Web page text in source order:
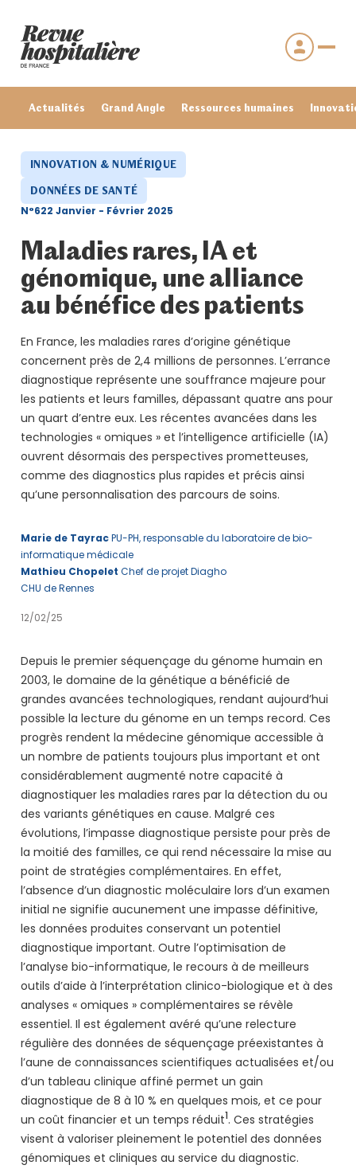
Actualités Grand Angle Ressources humaines
Se connecter
Mot de passe oublié ?
INNOVATION & NUMÉRIQUE
DONNÉES DE SANTÉ
N°622 Janvier - Février 2025
Maladies rares, IA et
génomique, une alliance
au bénéfice des patients
En France, les maladies rares d’origine génétique
concernent près de 2,4 millions de personnes. L’errance
diagnostique représente une souffrance majeure pour
les patients et leurs familles, dépassant quatre ans pour
un quart d’entre eux. Les récentes avancées dans les
technologies « omiques » et l’intelligence artificielle (IA)
ouvrent désormais des perspectives prometteuses,
comme des diagnostics plus rapides et précis ainsi
qu’une personnalisation des parcours de soins.
Marie de TayracPU-PH, responsable du laboratoire de bio-
informatique médicale
Mathieu Chopelet Chef de projet Diagho
CHU de Rennes
12/02/25
Depuis le premier séquençage du génome humain en
2003, le domaine de la génétique a bénéficié de
grandes avancées technologiques, rendant aujourd’hui
possible la lecture du génome en un temps record. Ces
progrès rendent la médecine génomique accessible à
un nombre de patients toujours plus important et ont
considérablement augmenté notre capacité à
diagnostiquer les maladies rares par la détection du ou
des variants génétiques en cause. Malgré ces
évolutions, l’impasse diagnostique persiste pour près de
la moitié des familles, ce qui rend nécessaire la mise au
point de stratégies complémentaires. En effet,
l’absence d’un diagnostic moléculaire lors d’un examen
initial ne signifie aucunement une impasse définitive,
les données produites conservant un potentiel
diagnostique important. Outre l’optimisation de
l’analyse bio-informatique, le recours à de meilleurs
outils d’aide à l’interprétation clinico-biologique et à des
analyses « omiques » complémentaires se révèle
essentiel. Il est également avéré qu’une relecture
régulière des données de séquençage préexistantes à
l’aune de connaissances scientifiques actualisées et/ou
d’un tableau clinique affiné permet un gain
diagnostique de 8 à 10 % en quelques mois, et ce pour
un coût financier et un temps réduit1. Ces stratégies
visent à valoriser pleinement le potentiel des données
génomiques et cliniques au service du diagnostic.